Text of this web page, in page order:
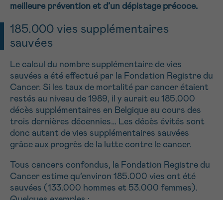
meilleure prévention et d’un dépistage précoce.
185.000 vies supplémentaires
sauvées
Le calcul du nombre supplémentaire de vies
sauvées a été effectué par la Fondation Registre du
Cancer. Si les taux de mortalité par cancer étaient
restés au niveau de 1989, il y aurait eu 185.000
décès supplémentaires en Belgique au cours des
trois dernières décennies… Les décès évités sont
donc autant de vies supplémentaires sauvées
grâce aux progrès de la lutte contre le cancer.
Tous cancers confondus, la Fondation Registre du
Cancer estime qu’environ 185.000 vies ont été
sauvées (133.000 hommes et 53.000 femmes).
J’accepte les conditions d’utilisations
*CHAMP OBLIGATOIRE
Envoyer